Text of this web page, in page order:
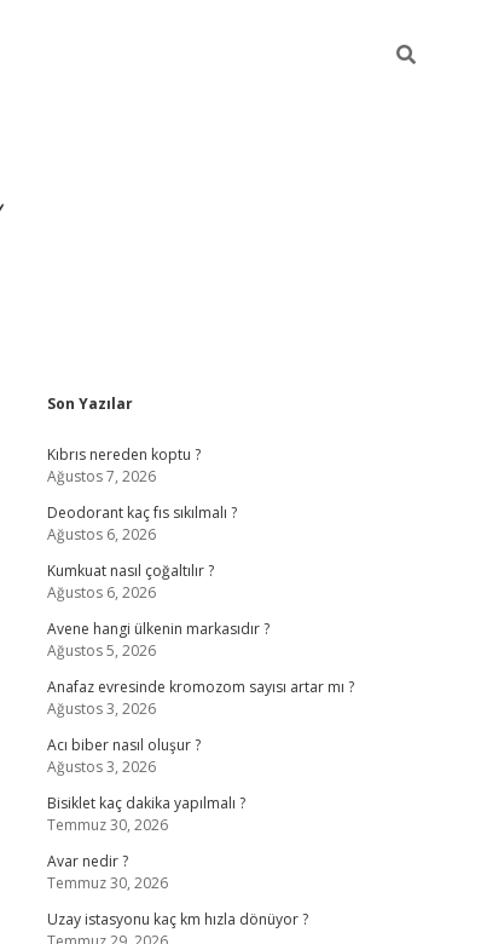
Sidebar
Son Yazılar
Kıbrıs nereden koptu ?
Ağustos 7, 2026
Deodorant kaç fıs sıkılmalı ?
Ağustos 6, 2026
Kumkuat nasıl çoğaltılır ?
Ağustos 6, 2026
Avene hangi ülkenin markasıdır ?
Ağustos 5, 2026
Anafaz evresinde kromozom sayısı artar mı ?
Ağustos 3, 2026
Acı biber nasıl oluşur ?
Ağustos 3, 2026
Bisiklet kaç dakika yapılmalı ?
Temmuz 30, 2026
Avar nedir ?
Temmuz 30, 2026
Uzay istasyonu kaç km hızla dönüyor ?